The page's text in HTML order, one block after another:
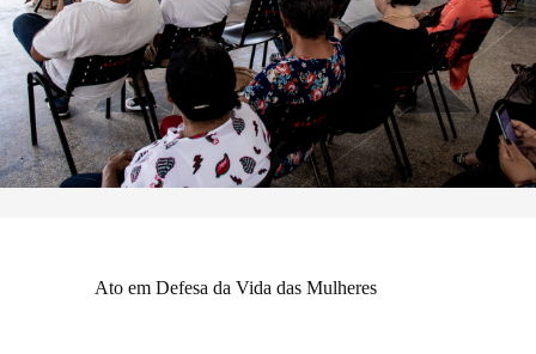
Ato em Defesa da Vida das Mulheres